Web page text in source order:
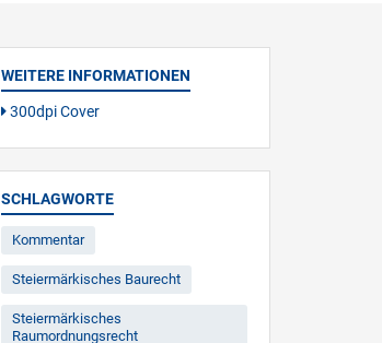
WEITERE INFORMATIONEN
300dpi Cover
SCHLAGWORTE
Kommentar
Steiermärkisches Baurecht
Steiermärkisches
Raumordnungsrecht